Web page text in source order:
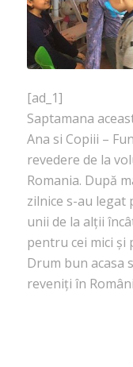
[ad_1]
Saptamana
Ana si Copiii –
revedere de la
Romania. După
zilnice s-au legat
unii de la alții
pentru cei mici
Drum bun acasa
reveniți în